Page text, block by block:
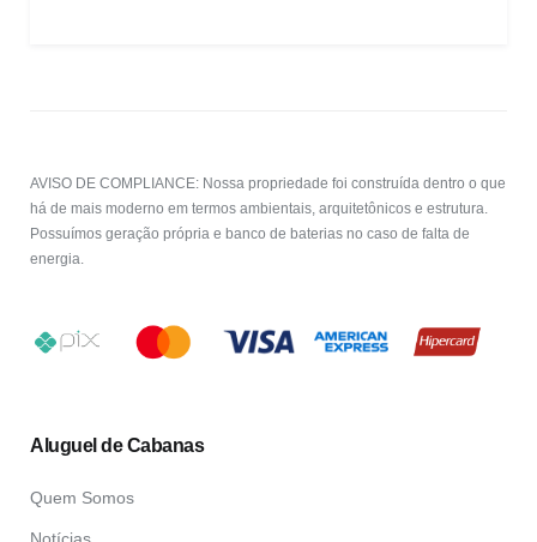
AVISO DE COMPLIANCE: Nossa propriedade foi construída dentro o que
há de mais moderno em termos ambientais, arquitetônicos e estrutura.
Possuímos geração própria e banco de baterias no caso de falta de
energia.
Aluguel de Cabanas
Quem Somos